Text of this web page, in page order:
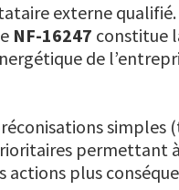
externe
NF-16247 constitue
de
simples
permettant
plus